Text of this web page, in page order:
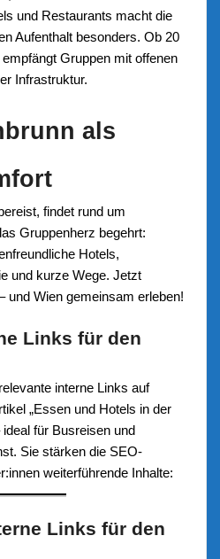
und Restaurants macht die
Aufenthalt besonders. Ob 20
Gruppen mit offenen
Infrastruktur.
als
findet rund um
Gruppenherz begehrt:
Hotels,
und kurze Wege. Jetzt
und Wien gemeinsam erleben!
Links für den
interne Links auf
„Essen und Hotels in der
für Busreisen und
Sie stärken die SEO-
weiterführende Inhalte:
Links für den